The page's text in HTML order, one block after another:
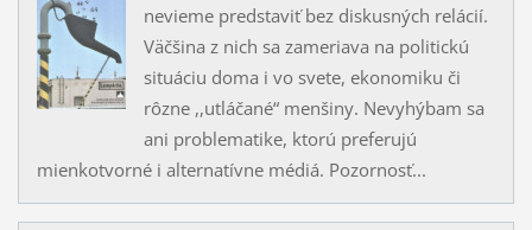
nevieme predstaviť bez diskusných relácií.
Väčšina z nich sa zameriava na politickú
situáciu doma i vo svete, ekonomiku či
rôzne ,,utláčané“ menšiny. Nevyhýbam sa
ani problematike, ktorú preferujú
mienkotvorné i alternatívne médiá. Pozornosť...